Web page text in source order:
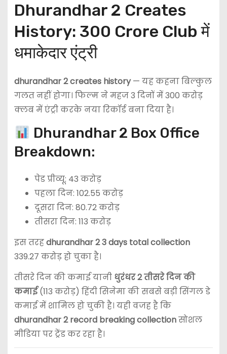
Dhurandhar 2 Creates
History: 300 Crore Club में
धमाकेदार एंट्री
dhurandhar 2 creates history— यह कहना बिल्कुल
गलत नहीं होगा। फिल्म ने महज 3 दिनों में 300 करोड़
क्लब में एंट्री करके नया रिकॉर्ड बना दिया है।
Dhurandhar 2 Box Office
Breakdown:
पेड प्रीव्यू: 43 करोड़
पहला दिन: 102.55 करोड़
दूसरा दिन: 80.72 करोड़
तीसरा दिन: 113 करोड़
इस तरहdhurandhar 2 3 days total collection
339.27 करोड़ हो चुका है।
तीसरे दिन की कमाई यानी धुरंधर 2 तीसरे दिन की
कमाई(113 करोड़) हिंदी सिनेमा की सबसे बड़ी सिंगल डे
कमाई में शामिल हो चुकी है। यही वजह है कि
dhurandhar 2 record breaking collectionसोशल
मीडिया पर ट्रेंड कर रहा है।